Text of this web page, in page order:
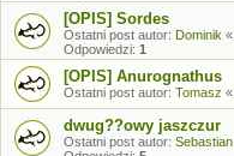
[OPIS] Sordes
Ostatni post autor: Dominik «
Odpowiedzi: 1
[OPIS] Anurognathus
Ostatni post autor: Tomasz «
dwug??owy jaszczur
Ostatni post autor: Sebastian